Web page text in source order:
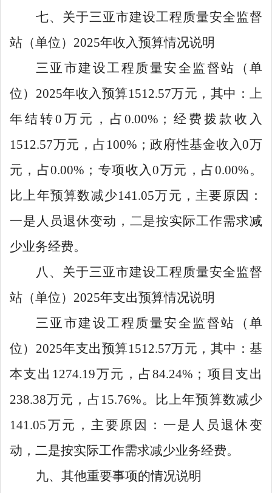
七、关于三亚市建设工程质量安全监督
站（单位） 2025年收入预算情况说明
三亚市建设工程质量安全监督站（单
位） 2025年收入预算1512.57万元，其中：上
年结转0 万元，占0.00% ；经费拨款收入
1512.57万元，占 100% ；政府性基金收入0万
元，占0.00% ；专项收入0万元，占0.00%。
比上年预算数减少141.05万元，主要原因：
一是人员退休变动，二是按实际工作需求减
少业务经费。
八、关于三亚市建设工程质量安全监督
站（单位） 2025年支出预算情况说明
三亚市建设工程质量安全监督站（单
位） 2025年支出预算1512.57万元，其中：基
本支出 1274.19万元，占84.24% ；项目支出
238.38万元，占 15.76%。比上年预算数减少
141.05万元，主要原因： 一是人员退休变
动，二是按实际工作需求减少业务经费。
九、其他重要事项的情况说明